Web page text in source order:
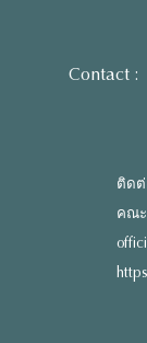
Contact :
ติดต่
คณะ